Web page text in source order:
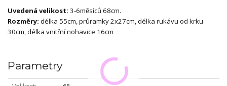
Uvedená velikost: 3-6měsíců 68cm.
Rozměry: délka 55cm, průramky 2x27cm, délka rukávu od krku
30cm, délka vnitřní nohavice 16cm
Parametry